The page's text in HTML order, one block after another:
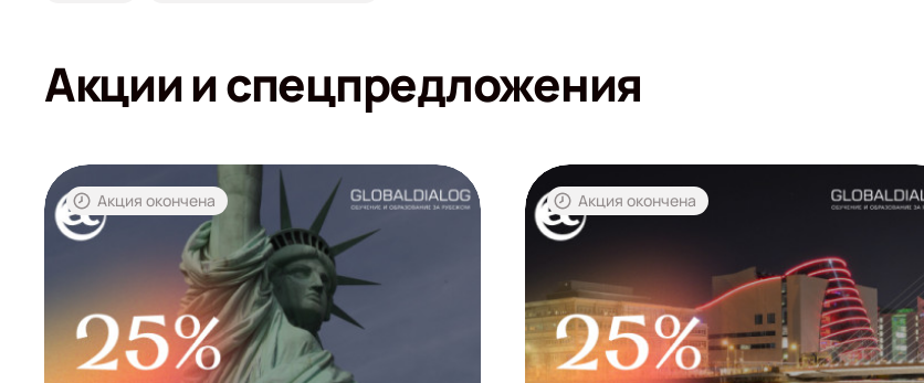
Акции и спецпредложения
Акция окончена Акция окончена